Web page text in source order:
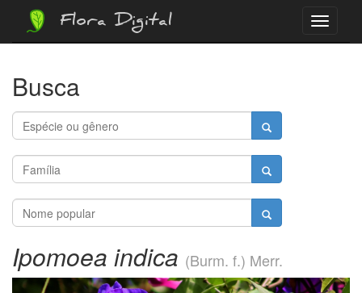
Menu
Flora Digital
Busca
Ipomoea indica (Burm. f.) Merr.